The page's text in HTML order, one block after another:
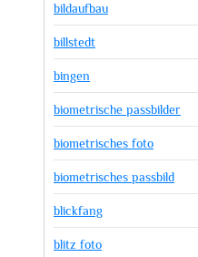
bildaufbau
billstedt
bingen
biometrische passbilder
biometrisches foto
biometrisches passbild
blickfang
blitz foto